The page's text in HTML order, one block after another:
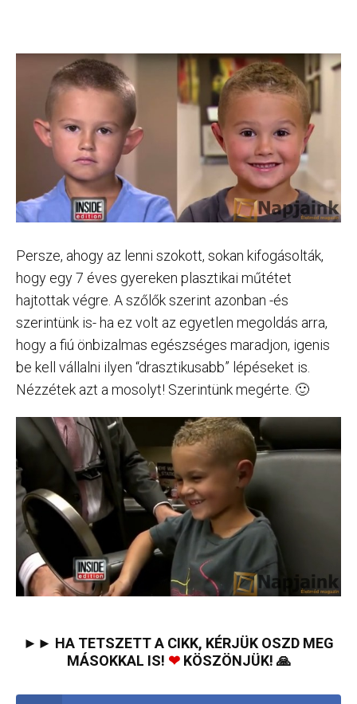
Persze, ahogy az lenni szokott, sokan kifogásolták,
hogy egy 7 éves gyereken plasztikai műtétet
hajtottak végre. A szőlők szerint azonban -és
szerintünk is- ha ez volt az egyetlen megoldás arra,
hogy a fiú önbizalmas egészséges maradjon, igenis
be kell vállalni ilyen “drasztikusabb” lépéseket is.
Nézzétek azt a mosolyt! Szerintünk megérte. 🙂
►► HA TETSZETT A CIKK, KÉRJÜK OSZD MEG
MÁSOKKAL IS! ❤KÖSZÖNJÜK! 🙏